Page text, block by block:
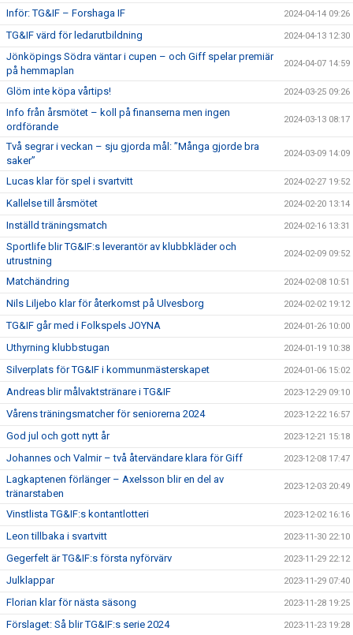
Inför: TG&IF – Forshaga IF 2024-04-14 09:26
TG&IF värd för ledarutbildning 2024-04-13 12:30
Jönköpings Södra väntar i cupen – och Giff spelar premiär
på hemmaplan
2024-04-07 14:59
Glöm inte köpa vårtips! 2024-03-25 09:26
Info från årsmötet – koll på finanserna men ingen
ordförande
2024-03-13 08:17
Två segrar i veckan – sju gjorda mål: ”Många gjorde bra
saker”
2024-03-09 14:09
Lucas klar för spel i svartvitt 2024-02-27 19:52
Kallelse till årsmötet 2024-02-20 13:14
Inställd träningsmatch 2024-02-16 13:31
Sportlife blir TG&IF:s leverantör av klubbkläder och
utrustning
2024-02-09 09:52
Matchändring 2024-02-08 10:51
Nils Liljebo klar för återkomst på Ulvesborg 2024-02-02 19:12
TG&IF går med i Folkspels JOYNA 2024-01-26 10:00
Uthyrning klubbstugan 2024-01-19 10:38
Silverplats för TG&IF i kommunmästerskapet 2024-01-06 15:02
Andreas blir målvaktstränare i TG&IF 2023-12-29 09:10
Vårens träningsmatcher för seniorerna 2024 2023-12-22 16:57
God jul och gott nytt år 2023-12-21 15:18
Johannes och Valmir – två återvändare klara för Giff 2023-12-08 17:47
Lagkaptenen förlänger – Axelsson blir en del av
tränarstaben
2023-12-03 20:49
Vinstlista TG&IF:s kontantlotteri 2023-12-02 16:16
Leon tillbaka i svartvitt 2023-11-30 22:10
Gegerfelt är TG&IF:s första nyförvärv 2023-11-29 22:12
Julklappar 2023-11-29 07:40
Florian klar för nästa säsong 2023-11-28 19:25
Förslaget: Så blir TG&IF:s serie 2024 2023-11-23 19:28